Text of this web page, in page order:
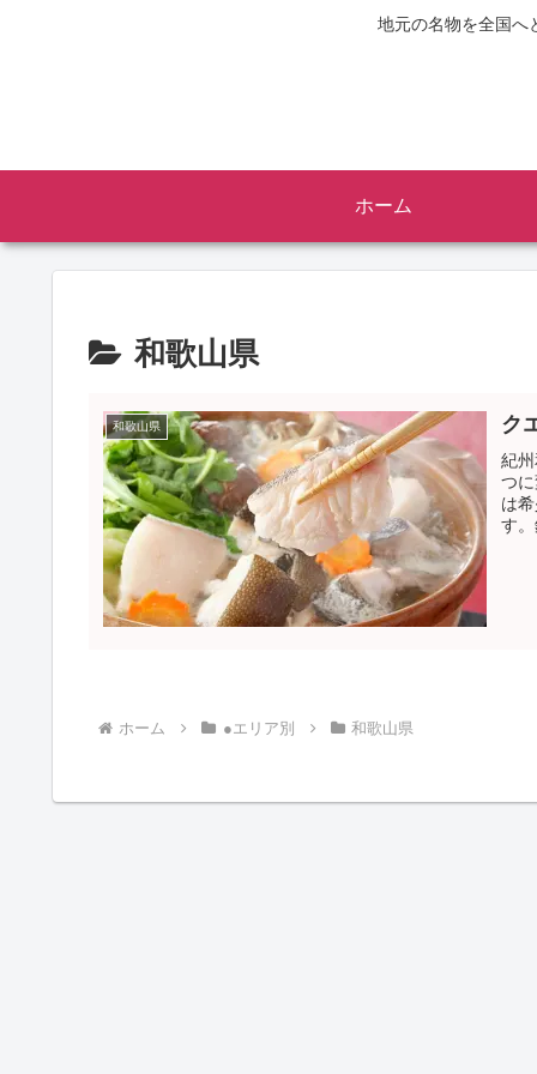
地元の名物を全国へ
ホーム
和歌山県
和歌山県 ク
紀
つ
は
す
ホーム ●エリア別 和歌山県